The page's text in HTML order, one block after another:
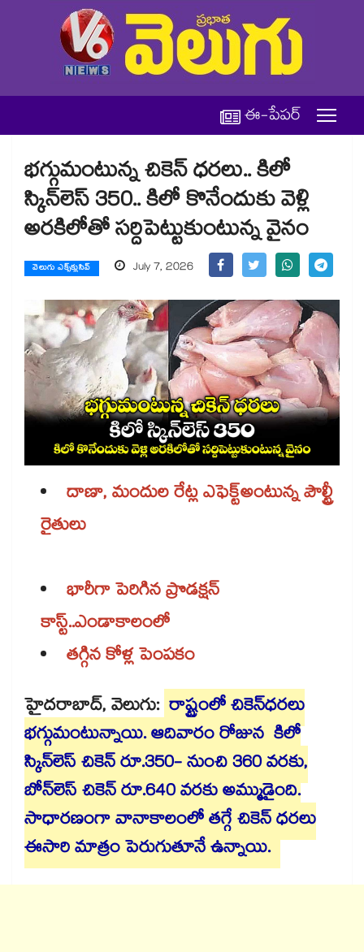
ఈ-పేపర్
భగ్గుమంటున్న చికెన్ ధరలు.. కిలో
స్కిన్⁭లెస్ 350.. కిలో కొనేందుకు వెళ్లి
అరకిలోతో సర్దిపెట్టుకుంటున్న వైనం
వెలుగు ఎక్స్‌క్లుసివ్ July 7, 2026
దాణా, మందుల రేట్ల ఎఫెక్ట్​అంటున్న పౌల్ట్రీ
రైతులు
భారీగా పెరిగిన ప్రొడక్షన్
కాస్ట్..ఎండాకాలంలో
తగ్గిన కోళ్ల పెంపకం
హైదరాబాద్‌‌, వెలుగు: రాష్ట్రంలో చికెన్‌‌ధరలు
భగ్గుమంటున్నాయి. ఆదివారం రోజున కిలో
స్కిన్‌‌లెస్ చికెన్ రూ.350- నుంచి 360 వరకు,
బోన్‌‌లెస్ చికెన్ రూ.640 వరకు అమ్ముడైంది.
సాధారణంగా వానాకాలంలో తగ్గే చికెన్ ధరలు
ఈసారి మాత్రం పెరుగుతూనే ఉన్నాయి.